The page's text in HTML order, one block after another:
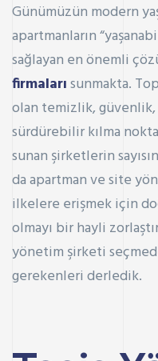
Günümüzün modern
apartmanların
sağlayan en önemli
firmalarısunmakta.
olan temizlik, güvenlik,
sürdürebilir kılma
sunan şirketlerin
da apartman ve site
ilkelere erişmek için
olmayı bir hayli
yönetim şirketi
gerekenleri derledik.